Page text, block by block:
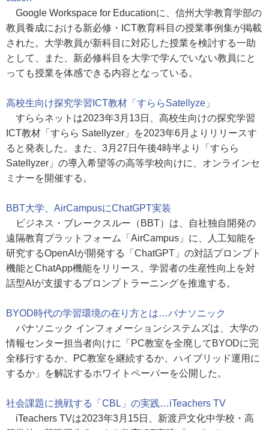
Google Workspace for Educationに、信州大学教育学部の
教員養成における新必修・ICT教育科目の授業事例集が掲載
された。大学教員が新科目に対応した授業を検討する一助
として、また、新必修科目を大学で学んでいない教員にと
っても授業を体感できる内容となっている。
高校生向け探究学習ICT教材「すららSatellyze」
すららネットは2023年3月13日、高校生向けの探究学習
ICT教材「すらら Satellyzer」を2023年6月よりリリースす
ると発表した。また、3月27日午後4時半より「すらら
Satellyzer」の導入希望等の高等学校向けに、オンラインセ
ミナーを開催する。
BBT大学、AirCampusにChatGPT実装
ビジネス・ブレークスルー（BBT）は、自社独自開発の
遠隔教育プラットフォーム「AirCampus」に、人工知能を
研究するOpenAIが開発する「ChatGPT」の対話プロンプト
機能とChatApp機能をリリース。学習者の生産性向上を対
話型AIが支援するプロンプトラーニングを推進する。
BYOD時代の学習環境の在り方とは…パナソニック
パナソニック インフォメーションシステムズは、大学の
情報センター担当者向けに「PC教室を全廃してBYODに完
全移行するか、PC教室を継続するか、ハイブリッド運用に
するか」を解説するホワイトペーパーを公開した。
社会課題に挑戦する「CBL」の実践…iTeachers TV
iTeachers TVは2023年3月15日、新渡戸文化中学校・高